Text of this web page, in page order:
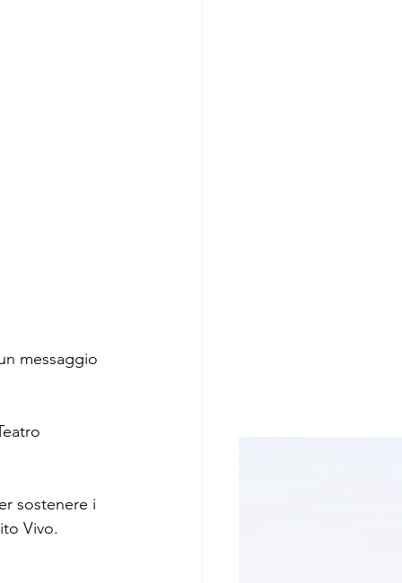
messaggio
sostenere i
Vivo.